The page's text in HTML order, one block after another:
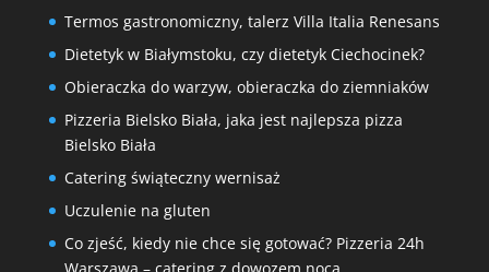
Termos gastronomiczny, talerz Villa Italia Renesans
Dietetyk w Białymstoku, czy dietetyk Ciechocinek?
Obieraczka do warzyw, obieraczka do ziemniaków
Pizzeria Bielsko Biała, jaka jest najlepsza pizza
Bielsko Biała
Catering świąteczny wernisaż
Uczulenie na gluten
Co zjeść, kiedy nie chce się gotować? Pizzeria 24h
Warszawa – catering z dowozem nocą